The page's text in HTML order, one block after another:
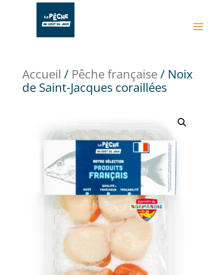
Accueil / Pêche française/ Noix
de Saint-Jacques coraillées